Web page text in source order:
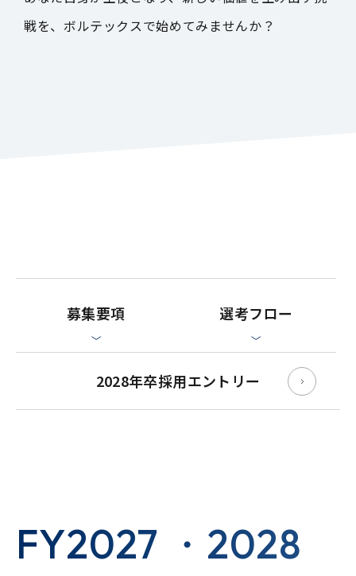
戦を、ボルテックスで始めてみませんか？
募集要項 選考フロー
2028年卒採用エントリー
FY2027 ・2028